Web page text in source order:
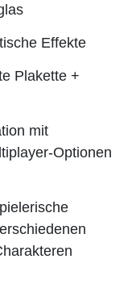
Effekte
Plakette +
mit
Optionen